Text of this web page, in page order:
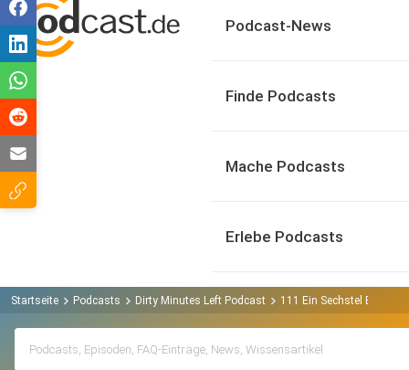
Podcast-News
Finde Podcasts
Mache Podcasts
Erlebe Podcasts
Startseite Podcasts Dirty Minutes Left Podcast 111 Ein Sechstel Böse